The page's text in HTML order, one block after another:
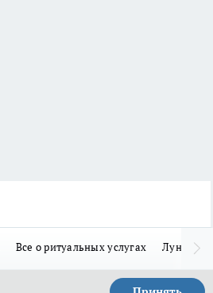
Все о ритуальных услугах Лунно-